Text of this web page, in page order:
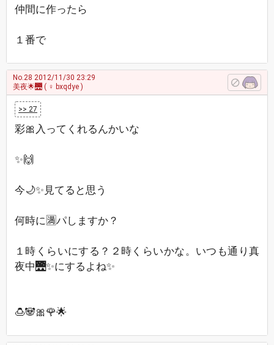
仲間に作ったら
１番で
No.28 2012/11/30 23:29
美夜🌟🌉 ( ♀ bxqdye )
>> 27
彩🎀入ってくれるんかいな
✨🙌
今🌙✨見てると思う
何時に🈵パしますか？
１時くらいにする？２時くらいかな。いつも通り真
夜中🌉✨にするよね✨
🍮🐼🎀🌹🌟